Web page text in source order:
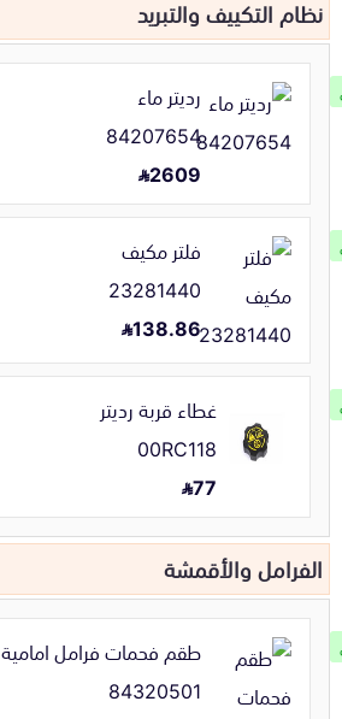
نظام التكييف والتبريد
رديتر ماء
84207654
2609
فلتر مكيف
23281440
138.86
غطاء قربة رديتر
00RC118
77
الفرامل والأقمشة
طقم فحمات فرامل امامية
84320501